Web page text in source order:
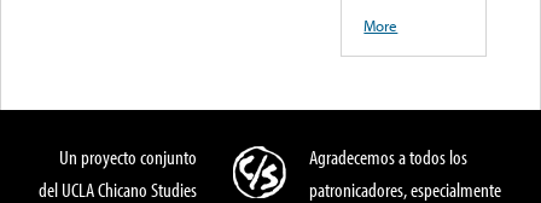
More
Un proyecto conjunto
del UCLA Chicano Studies
Agradecemos a todos los
patronicadores, especialmente